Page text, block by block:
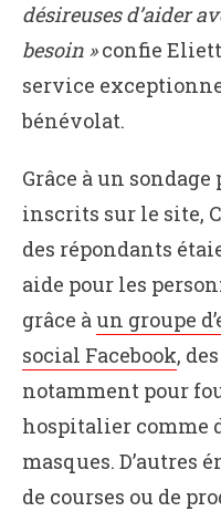
désireuses d’aider
besoin »confie
service
bénévolat.
Grâce à un sondage
inscrits sur le site,
des répondants
aide pour les
grâce à un groupe
social Facebook,
notamment pour
hospitalier comme
masques. D’autres
de courses ou de